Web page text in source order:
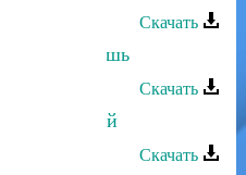
Скачать
уходишь
Скачать
с мамой
Скачать